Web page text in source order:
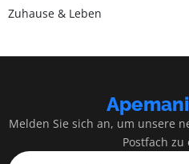
Zuhause & Leben
Melden Sie sich an, um unsere
Postfach